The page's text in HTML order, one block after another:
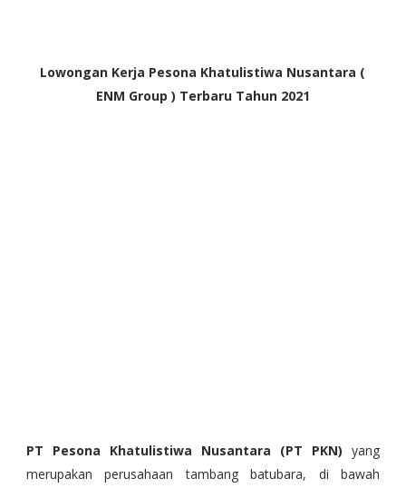
Lowongan Kerja Pesona Khatulistiwa Nusantara (
ENM Group ) Terbaru Tahun 2021
PT Pesona Khatulistiwa Nusantara (PT PKN) yang
merupakan perusahaan tambang batubara, di bawah